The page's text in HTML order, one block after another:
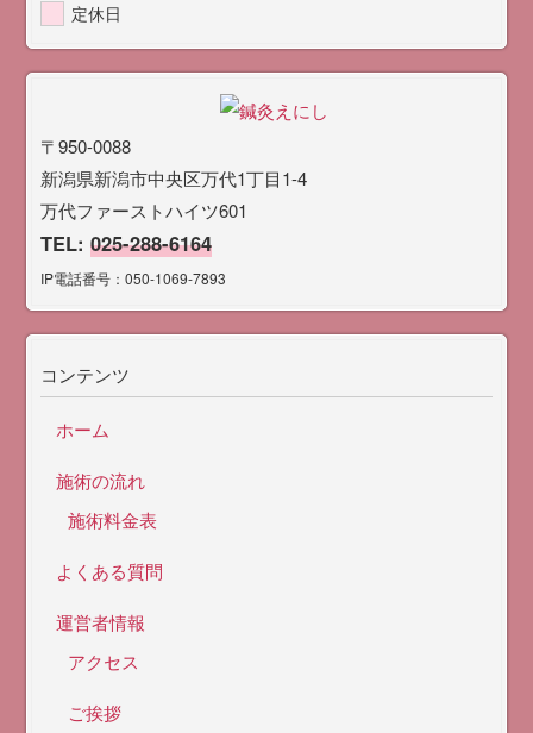
定休日
〒950-0088
新潟県新潟市中央区万代1丁目1-4
万代ファーストハイツ601
TEL:025-288-6164
IP電話番号：050-1069-7893
コンテンツ
ホーム
施術の流れ
施術料金表
よくある質問
運営者情報
アクセス
ご挨拶